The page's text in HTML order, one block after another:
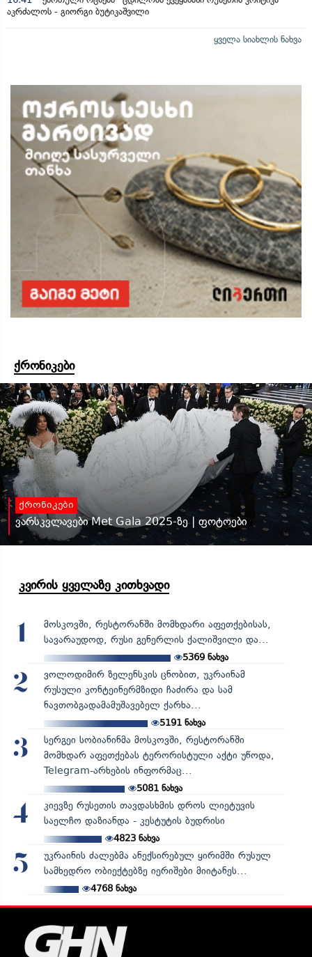
აკრძალოს - გიორგი ბუტიკაშვილი
ყველა სიახლის ნახვა
ქრონიკები
ქრონიკები
ვარსკვლავები Met Gala 2025-ზე | ფოტოები
კვირის ყველაზე კითხვადი
1
მოსკოვში, რესტორანში მომხდარი აფეთქებისას,
სავარაუდოდ, რუსი გენერლის ქალიშვილი და...
5369 ნახვა
2
ვოლოდიმირ ზელენსკის ცნობით, უკრაინამ
რუსული კონტეინერმზიდი ჩაძირა და სამ
ნავთობგადამამუშავებელ ქარხა...
5191ნახვა
3
სერგეი სობიანინმა მოსკოვში, რესტორანში
მომხდარ აფეთქებას ტერორისტული აქტი უწოდა,
Telegram-არხების ინფორმაც...
5081ნახვა
4
კიევზე რუსეთის თავდასხმის დროს ლიეტუვის
საელჩო დაზიანდა - კესტუტის ბუდრისი
4823ნახვა
5
უკრაინის ძალებმა ანექსირებულ ყირიმში რუსულ
სამხედრო ობიექტებზე იერიშები მიიტანეს...
4768ნახვა